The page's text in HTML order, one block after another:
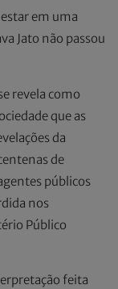
em uma
Jato não passou
revela como
que as
da
de
públicos
nos
Público
feita